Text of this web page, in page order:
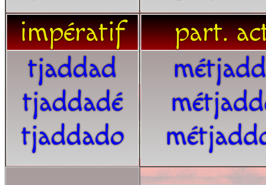
impératif
tjaddad
tjaddadé
tjaddado
part.